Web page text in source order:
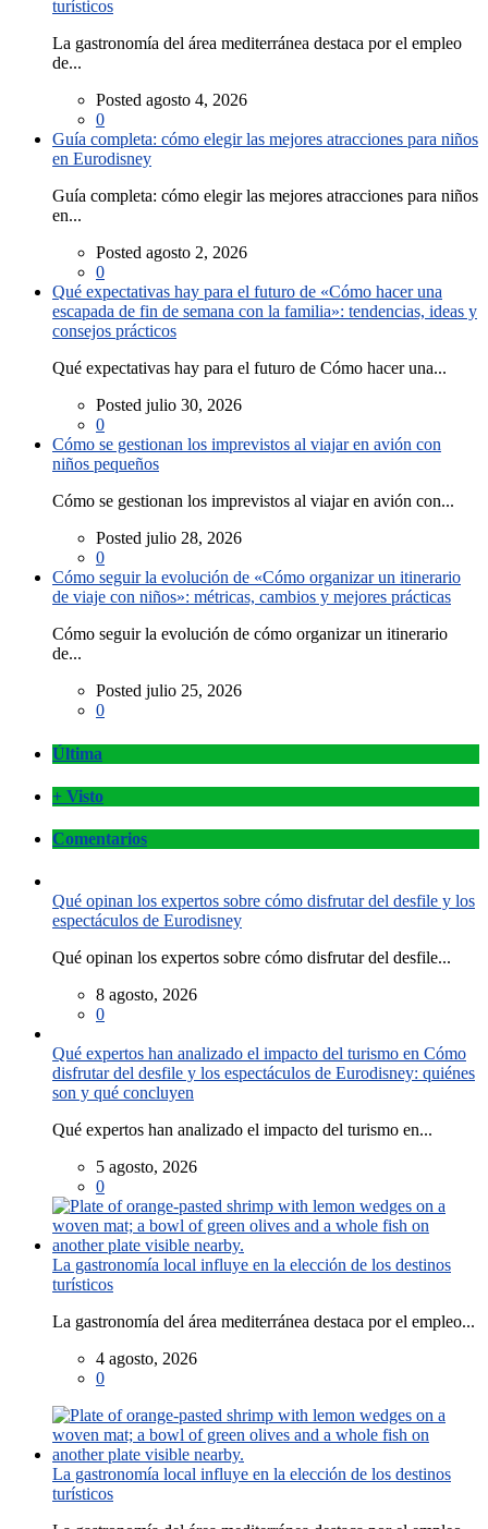
turísticos
La gastronomía del área mediterránea destaca por el empleo
de...
Posted agosto 4, 2026
0
Guía completa: cómo elegir las mejores atracciones para niños
en Eurodisney
Guía completa: cómo elegir las mejores atracciones para niños
en...
Posted agosto 2, 2026
0
Qué expectativas hay para el futuro de «Cómo hacer una
escapada de fin de semana con la familia»: tendencias, ideas y
consejos prácticos
Qué expectativas hay para el futuro de Cómo hacer una...
Posted julio 30, 2026
0
Cómo se gestionan los imprevistos al viajar en avión con
niños pequeños
Cómo se gestionan los imprevistos al viajar en avión con...
Posted julio 28, 2026
0
Cómo seguir la evolución de «Cómo organizar un itinerario
de viaje con niños»: métricas, cambios y mejores prácticas
Cómo seguir la evolución de cómo organizar un itinerario
de...
Posted julio 25, 2026
0
Última
+ Visto
Comentarios
Qué opinan los expertos sobre cómo disfrutar del desfile y los
espectáculos de Eurodisney
Qué opinan los expertos sobre cómo disfrutar del desfile...
8 agosto, 2026
0
Qué expertos han analizado el impacto del turismo en Cómo
disfrutar del desfile y los espectáculos de Eurodisney: quiénes
son y qué concluyen
Qué expertos han analizado el impacto del turismo en...
5 agosto, 2026
0
La gastronomía local influye en la elección de los destinos
turísticos
La gastronomía del área mediterránea destaca por el empleo...
4 agosto, 2026
0
La gastronomía local influye en la elección de los destinos
turísticos